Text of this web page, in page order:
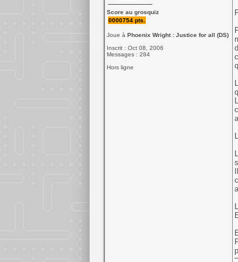
Score au grosquiz
0000754 pts.
Joue à Phoenix Wright : Justice for all (DS)
Inscrit : Oct 08, 2006
Messages : 284
Hors ligne